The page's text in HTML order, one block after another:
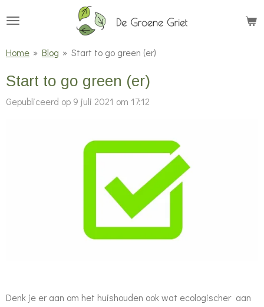
hoofdinhoud
Home » Blog » Start to go green (er)
Start to go green (er)
Gepubliceerd op 9 juli 2021 om 17:12
Denk je er aan om het huishouden ook wat ecologischer aan